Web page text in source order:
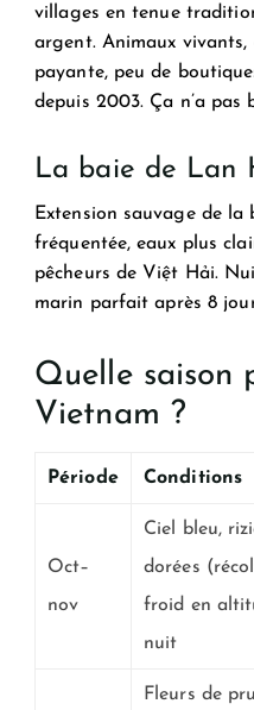
villages en tenue
argent. Animaux vivants,
payante, peu de
depuis 2003. Ça n’a pas
La baie de Lan
Extension sauvage de la
fréquentée, eaux plus
pêcheurs de Việt Hải.
marin parfait après 8
Quelle saison
Vietnam ?
Période Conditions
Oct–
nov
Ciel bleu,
dorées
froid en
nuit
Fleurs de